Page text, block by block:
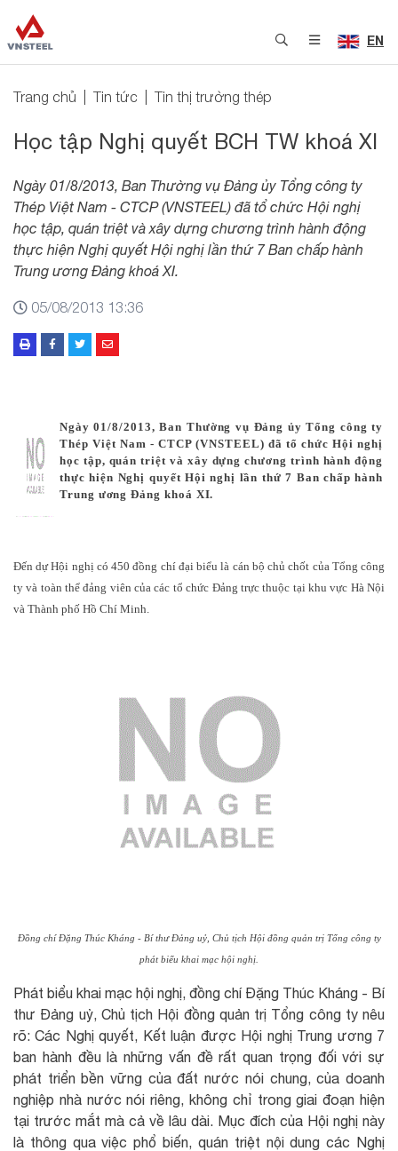
EN
Trang chủ Tin tức Tin thị trường thép
Học tập Nghị quyết BCH TW khoá XI
Ngày 01/8/2013, Ban Thường vụ Đảng ủy Tổng công ty
Thép Việt Nam - CTCP (VNSTEEL) đã tổ chức Hội nghị
học tập, quán triệt và xây dựng chương trình hành động
thực hiện Nghị quyết Hội nghị lần thứ 7 Ban chấp hành
Trung ương Đảng khoá XI.
05/08/2013 13:36
Ngày 01/8/2013, Ban Thường vụ Đảng ủy Tổng công ty
Thép Việt Nam - CTCP (VNSTEEL) đã tổ chức Hội nghị
học tập, quán triệt và xây dựng chương trình hành động
thực hiện Nghị quyết Hội nghị lần thứ 7 Ban chấp hành
Trung ương Đảng khoá XI.
Đến dự Hội nghị có 450 đồng chí đại biểu là cán bộ chủ chốt của Tổng công
ty và toàn thể đảng viên của các tổ chức Đảng trực thuộc tại khu vực Hà Nội
và Thành phố Hồ Chí Minh.
Đồng chí Đặng Thúc Kháng - Bí thư Đảng uỷ, Chủ tịch Hội đồng quản trị Tổng công ty
phát biểu khai mạc hội nghị.
Phát biểu khai mạc hội nghị, đồng chí Đặng Thúc Kháng - Bí
thư Đảng uỷ, Chủ tịch Hội đồng quản trị Tổng công ty nêu
rõ: Các Nghị quyết, Kết luận được Hội nghị Trung ương 7
ban hành đều là những vấn đề rất quan trọng đối với sự
phát triển bền vững của đất nước nói chung, của doanh
nghiệp nhà nước nói riêng, không chỉ trong giai đoạn hiện
tại trước mắt mà cả về lâu dài. Mục đích của Hội nghị này
là thông qua việc phổ biến, quán triệt nội dung các Nghị